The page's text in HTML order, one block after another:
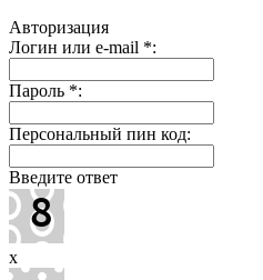
Авторизация
Логин или e-mail *:
Пароль *:
Персональный пин код:
Введите ответ
x